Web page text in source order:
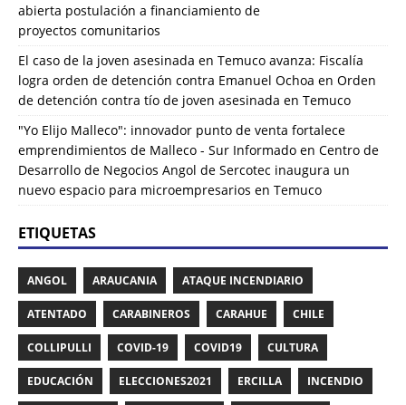
abierta postulación a financiamiento de
proyectos comunitarios
El caso de la joven asesinada en Temuco avanza: Fiscalía
logra orden de detención contra Emanuel Ochoa en Orden
de detención contra tío de joven asesinada en Temuco
"Yo Elijo Malleco": innovador punto de venta fortalece
emprendimientos de Malleco - Sur Informado en Centro de
Desarrollo de Negocios Angol de Sercotec inaugura un
nuevo espacio para microempresarios en Temuco
ETIQUETAS
ANGOL ARAUCANIA ATAQUE INCENDIARIO
ATENTADO CARABINEROS CARAHUE CHILE
COLLIPULLI COVID-19 COVID19 CULTURA
EDUCACIÓN ELECCIONES2021 ERCILLA INCENDIO